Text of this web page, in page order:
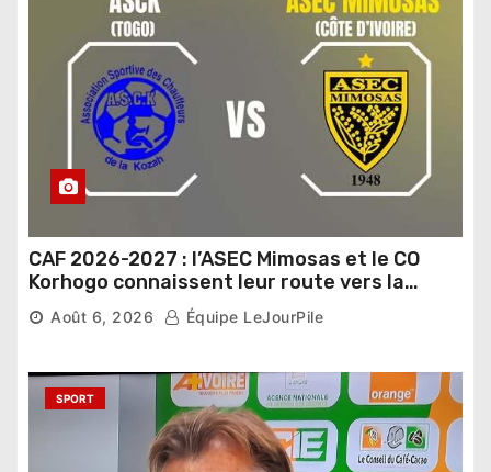
CAF 2026-2027 : l’ASEC Mimosas et le CO
Korhogo connaissent leur route vers la
phase de groupes
Août 6, 2026 Équipe LeJourPile
SPORT